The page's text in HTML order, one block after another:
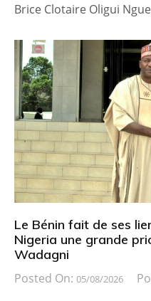
Brice Clotaire Oligui
Le Bénin fait de ses
Nigeria une grande
Wadagni
Posted On: 05/08/2026